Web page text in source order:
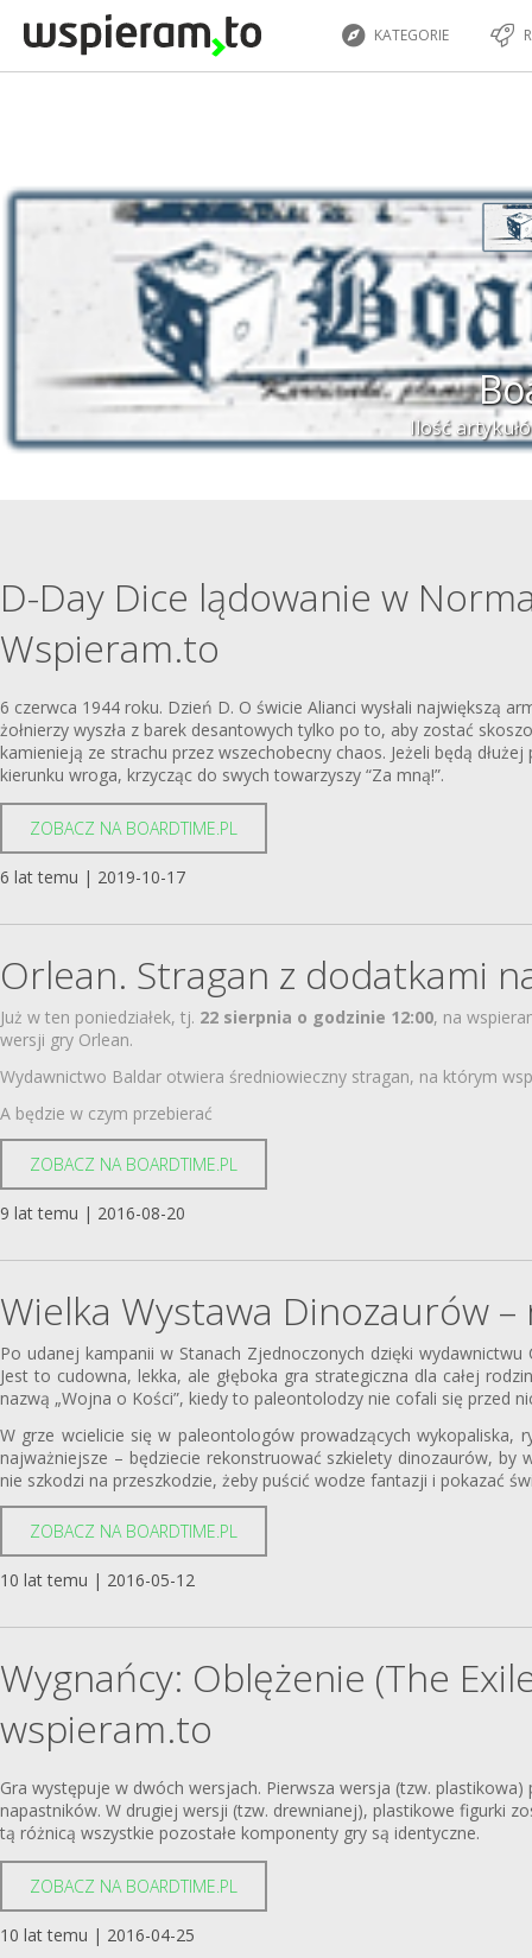
KATEGORIE
Ilość
D-Day Dice lądowanie w
Wspieram.to
6 czerwca 1944 roku. Dzień D. O świcie Alianci wysłali największą
żołnierzy wyszła z barek desantowych tylko po to, aby zostać
kamienieją ze strachu przez wszechobecny chaos. Jeżeli będą
kierunku wroga, krzycząc do swych towarzyszy “Za mną!”.
ZOBACZ NA BOARDTIME.PL
6 lat temu | 2019-10-17
Orlean. Stragan z dodatkami
Już w ten poniedziałek, tj. 22 sierpnia o godzinie 12:00, na
wersji gry Orlean.
Wydawnictwo Baldar otwiera średniowieczny stragan, na którym
A będzie w czym przebierać
ZOBACZ NA BOARDTIME.PL
9 lat temu | 2016-08-20
Wielka Wystawa Dinozaurów
Po udanej kampanii w Stanach Zjednoczonych dzięki
Jest to cudowna, lekka, ale głęboka gra strategiczna dla całej
nazwą „Wojna o Kości”, kiedy to paleontolodzy nie cofali się przed
W grze wcielicie się w paleontologów prowadzących wykopaliska,
najważniejsze – będziecie rekonstruować szkielety dinozaurów,
nie szkodzi na przeszkodzie, żeby puścić wodze fantazji i pokazać
ZOBACZ NA BOARDTIME.PL
10 lat temu | 2016-05-12
Wygnańcy: Oblężenie (The
wspieram.to
Gra występuje w dwóch wersjach. Pierwsza wersja (tzw.
napastników. W drugiej wersji (tzw. drewnianej), plastikowe figurki
tą różnicą wszystkie pozostałe komponenty gry są identyczne.
ZOBACZ NA BOARDTIME.PL
10 lat temu | 2016-04-25